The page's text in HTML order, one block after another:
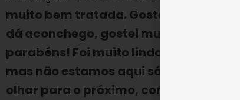
muito bem tratada. Gostei das cores,
dá aconchego, gostei muito. As
parabéns! Foi muito lindo,
mas não estamos aqui sós, somos
olhar para o próximo, contribuir, está